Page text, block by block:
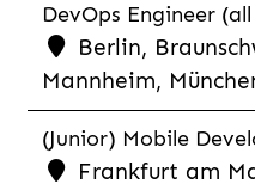
DevOps Engineer
Berlin,
Mannheim,
(Junior) Mobile
Frankfurt am